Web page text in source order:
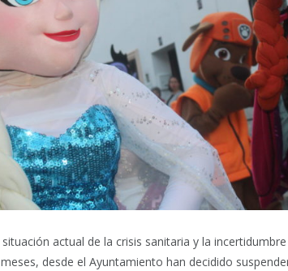
actual de la crisis sanitaria y la
desde el Ayuntamiento han decidido